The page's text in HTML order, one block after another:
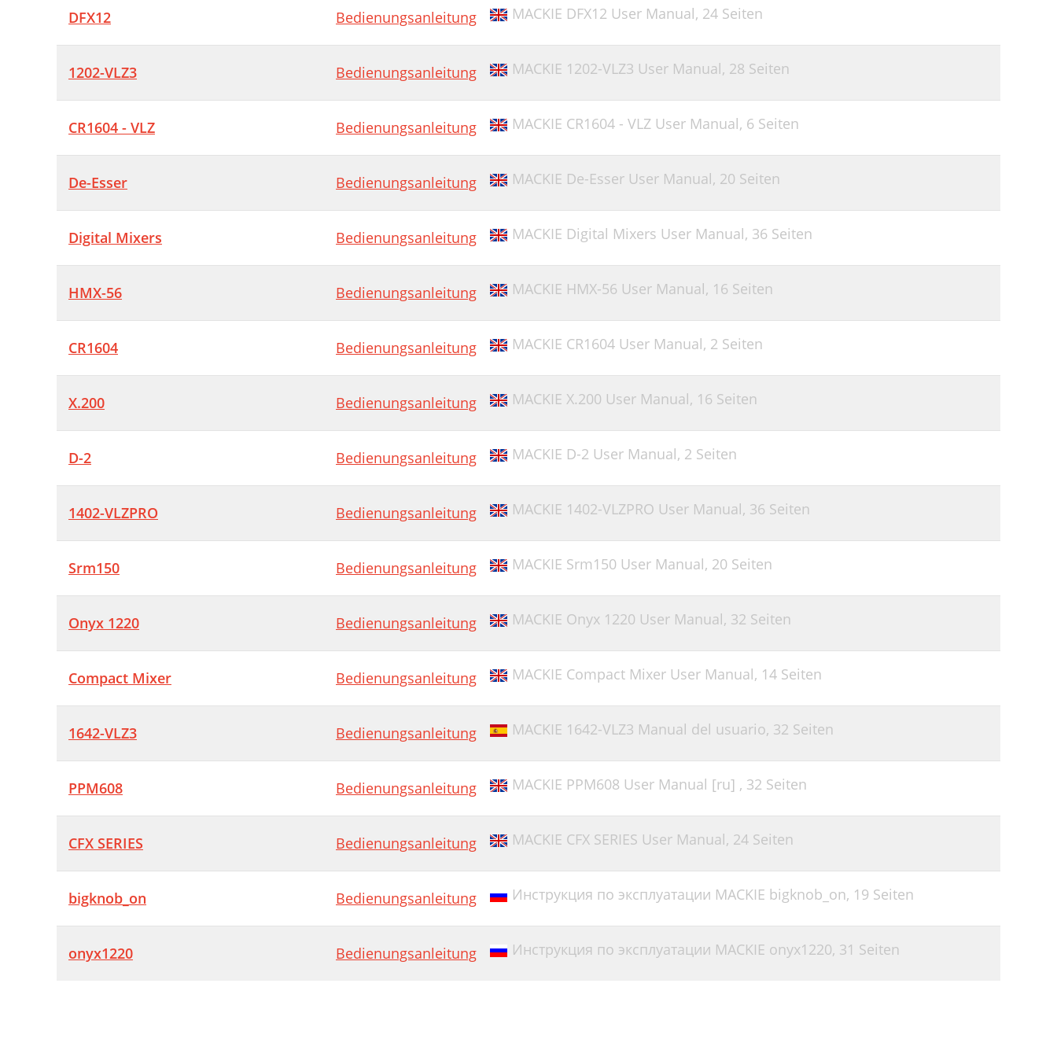
DFX12 Bedienungsanleitung MACKIE DFX12 User Manual, 24 Seiten
1202-VLZ3 Bedienungsanleitung MACKIE 1202-VLZ3 User Manual, 28 Seiten
CR1604 - VLZ Bedienungsanleitung MACKIE CR1604 - VLZ User Manual, 6 Seiten
De-Esser Bedienungsanleitung MACKIE De-Esser User Manual, 20 Seiten
Digital Mixers Bedienungsanleitung MACKIE Digital Mixers User Manual, 36 Seiten
HMX-56 Bedienungsanleitung MACKIE HMX-56 User Manual, 16 Seiten
CR1604 Bedienungsanleitung MACKIE CR1604 User Manual, 2 Seiten
X.200 Bedienungsanleitung MACKIE X.200 User Manual, 16 Seiten
D-2 Bedienungsanleitung MACKIE D-2 User Manual, 2 Seiten
1402-VLZPRO Bedienungsanleitung MACKIE 1402-VLZPRO User Manual, 36 Seiten
Srm150 Bedienungsanleitung MACKIE Srm150 User Manual, 20 Seiten
Onyx 1220 Bedienungsanleitung MACKIE Onyx 1220 User Manual, 32 Seiten
Compact Mixer Bedienungsanleitung MACKIE Compact Mixer User Manual, 14 Seiten
1642-VLZ3 Bedienungsanleitung MACKIE 1642-VLZ3 Manual del usuario, 32 Seiten
PPM608 Bedienungsanleitung MACKIE PPM608 User Manual [ru] , 32 Seiten
CFX SERIES Bedienungsanleitung MACKIE CFX SERIES User Manual, 24 Seiten
bigknob_on Bedienungsanleitung Инструкция по эксплуатации MACKIE bigknob_on, 19 Seiten
onyx1220 Bedienungsanleitung Инструкция по эксплуатации MACKIE onyx1220, 31 Seiten